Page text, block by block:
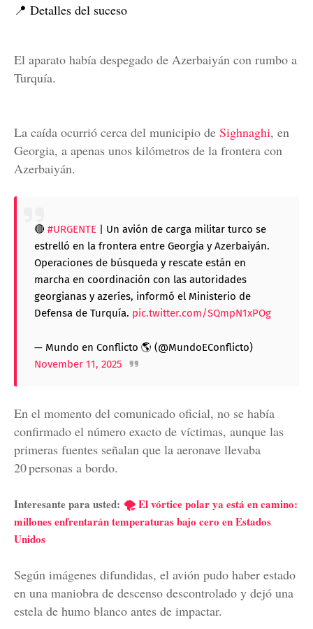
📍 Detalles del suceso
El aparato había despegado de Azerbaiyán con rumbo a
Turquía.
La caída ocurrió cerca del municipio de Sighnaghi, en
Georgia, a apenas unos kilómetros de la frontera con
Azerbaiyán.
🔴 #URGENTE | Un avión de carga militar turco se
estrelló en la frontera entre Georgia y Azerbaiyán.
Operaciones de búsqueda y rescate están en
marcha en coordinación con las autoridades
georgianas y azeríes, informó el Ministerio de
Defensa de Turquía. pic.twitter.com/SQmpN1xPOg
— Mundo en Conflicto 🌎 (@MundoEConflicto)
November 11, 2025
En el momento del comunicado oficial, no se había
confirmado el número exacto de víctimas, aunque las
primeras fuentes señalan que la aeronave llevaba
20 personas a bordo.
Interesante para usted: 🌪️ El vórtice polar ya está en camino:
millones enfrentarán temperaturas bajo cero en Estados
Unidos
Según imágenes difundidas, el avión pudo haber estado
en una maniobra de descenso descontrolado y dejó una
estela de humo blanco antes de impactar.